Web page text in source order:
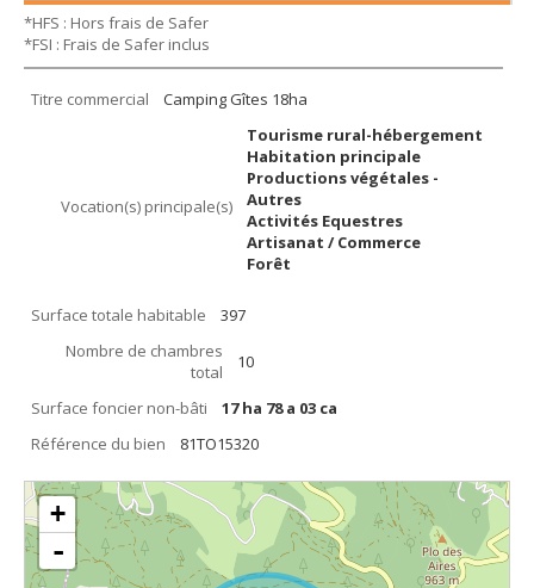
*HFS : Hors frais de Safer
*FSI : Frais de Safer inclus
Titre commercial Camping Gîtes 18ha
Vocation(s) principale(s)
Tourisme rural-hébergement
Habitation principale
Productions végétales -
Autres
Activités Equestres
Artisanat / Commerce
Forêt
Surface totale habitable
397
Nombre de chambres
total
10
Surface foncier non-bâti
17 ha 78 a 03 ca
Référence du bien
81TO15320
+
-